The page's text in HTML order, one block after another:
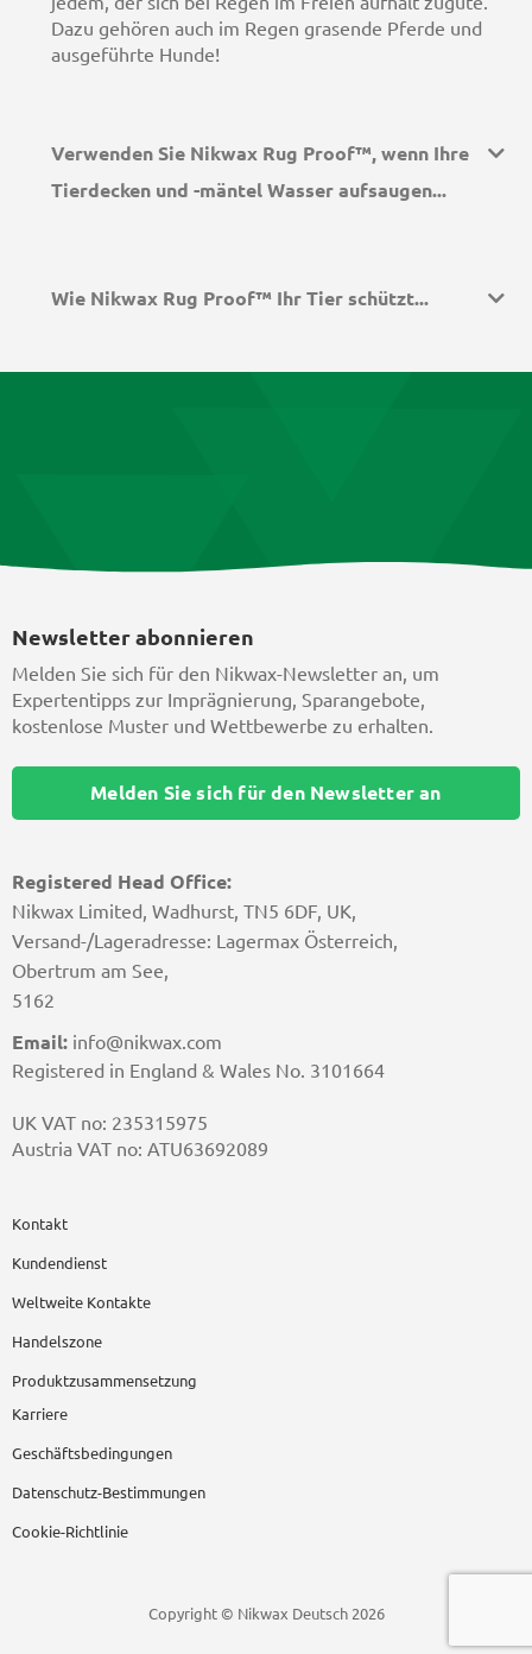
Dazu gehören auch im Regen grasende Pferde und
ausgeführte Hunde!
Verwenden Sie Nikwax Rug Proof™, wenn Ihre
Tierdecken und -mäntel Wasser aufsaugen...
Wie Nikwax Rug Proof™ Ihr Tier schützt...
Registered Head Office:
Nikwax Limited, Wadhurst, TN5 6DF, UK,
Versand-/Lageradresse: Lagermax Österreich,
Obertrum am See,
5162
Email: info@nikwax.com
Registered in England & Wales No. 3101664
UK VAT no: 235315975
Austria VAT no: ATU63692089
Copyright © Nikwax Deutsch 2026
Kontakt
Kundendienst
Weltweite Kontakte
Handelszone
Produktzusammensetzung
Karriere
Geschäftsbedingungen
Datenschutz-Bestimmungen
Cookie-Richtlinie
Newsletter abonnieren
Melden Sie sich für den Nikwax-Newsletter an, um
Expertentipps zur Imprägnierung, Sparangebote,
kostenlose Muster und Wettbewerbe zu erhalten.
Melden Sie sich für den Newsletter an